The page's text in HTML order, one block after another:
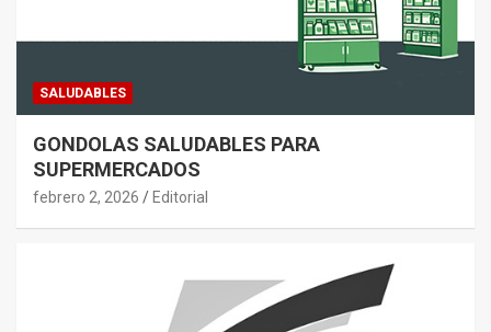
SALUDABLES
GONDOLAS SALUDABLES PARA
SUPERMERCADOS
febrero 2, 2026 Editorial